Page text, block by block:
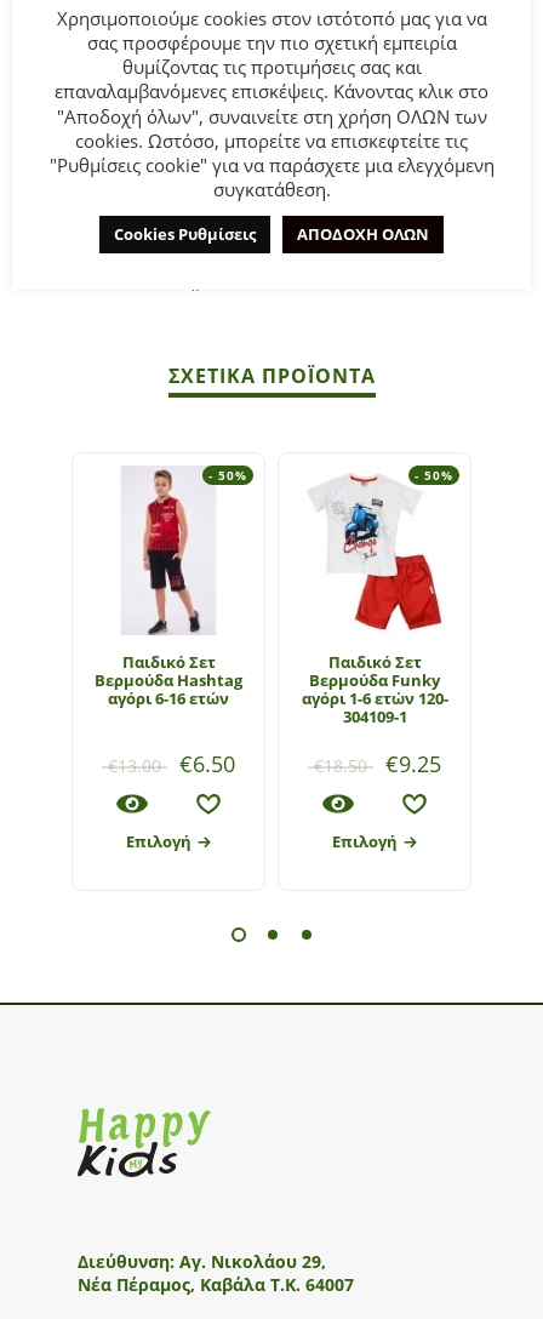
Παιδικό Σετ βερμούδα Hashtag για αγόρι από 1 έως 6 ετών.
Μπλούζα σε πορτοκαλί χρώμα με τύπωμα και μαύρη
βερμούδα.
96% Βαμβάκι 4% Λύκρα.
ΣΥΜΒΟΥΛΕΣ
ΣΧΕΤΙΚΆ ΠΡΟΪΌΝΤΑ
- 50%
Παιδικό Σετ
Βερμούδα Hashtag
αγόρι 6-16 ετών
€13.00 €6.50
Επιλογή
- 50%
Παιδικό Σετ
Βερμούδα Funky
αγόρι 1-6 ετών 120-
304109-1
€18.50 €9.25
Επιλογή
Διεύθυνση: Αγ. Νικολάου 29,
Νέα Πέραμος, Καβάλα Τ.Κ. 64007
Χρησιμοποιούμε cookies στον ιστότοπό μας για να
σας προσφέρουμε την πιο σχετική εμπειρία
θυμίζοντας τις προτιμήσεις σας και
επαναλαμβανόμενες επισκέψεις. Κάνοντας κλικ στο
"Αποδοχή όλων", συναινείτε στη χρήση ΟΛΩΝ των
cookies. Ωστόσο, μπορείτε να επισκεφτείτε τις
"Ρυθμίσεις cookie" για να παράσχετε μια ελεγχόμενη
συγκατάθεση.
Cookies Ρυθμίσεις ΑΠΟΔΟΧΗ ΟΛΩΝ